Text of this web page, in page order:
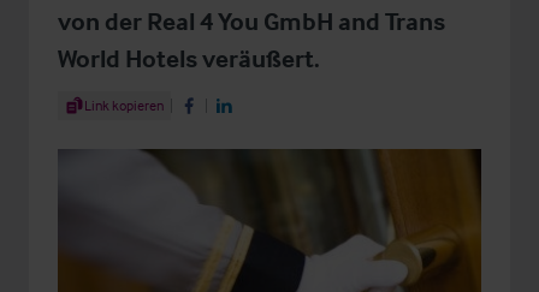
von der Real 4 You GmbH and Trans
World Hotels veräußert.
Share Article
Link kopieren Share on Facebook
Share on LinkedIn